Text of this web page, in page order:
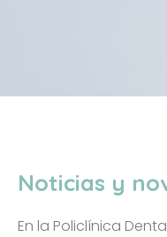
Noticias y
En la Policlínica